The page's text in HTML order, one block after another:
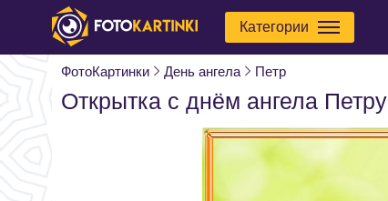
Категории
ФотоКартинки День ангела Петр
Открытка с днём ангела Петру